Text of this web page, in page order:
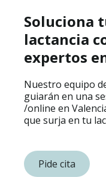
Soluciona
lactancia
expertos
Nuestro equipo
guiarán en una
/online en
que surja en tu
Pide cita